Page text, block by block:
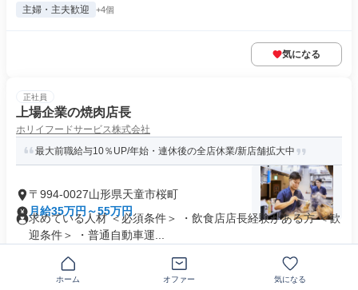
主婦・主夫歓迎 +4個
気になる
正社員
上場企業の焼肉店長
ホリイフードサービス株式会社
最大前職給与10％UP/年始・連休後の全店休業/新店舗拡大中
〒994-0027山形県天童市桜町
月給35万円～55万円
求めている人材 ＜必須条件＞ ・飲食店店長経験がある方 ＜歓
迎条件＞ ・普通自動車運...
ホーム オファー 気になる